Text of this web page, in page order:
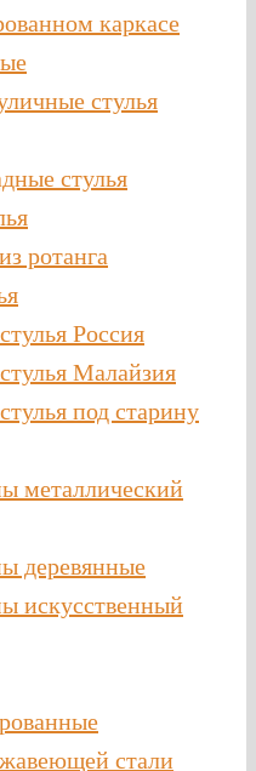
каркасе
стулья
стулья
ротанга
Россия
Малайзия
под старину
металлический
деревянные
искусственный
стали